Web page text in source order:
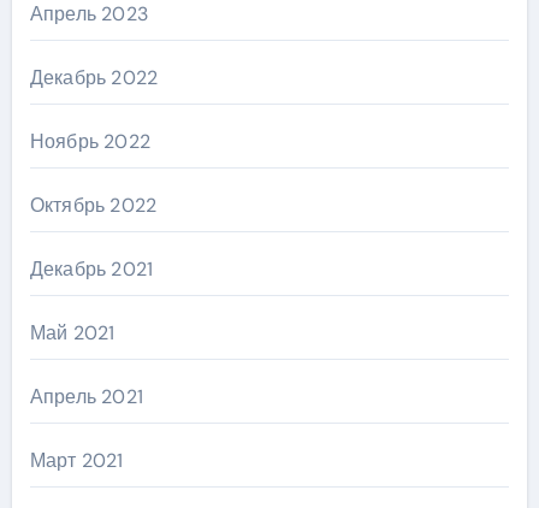
Апрель 2023
Декабрь 2022
Ноябрь 2022
Октябрь 2022
Декабрь 2021
Май 2021
Апрель 2021
Март 2021